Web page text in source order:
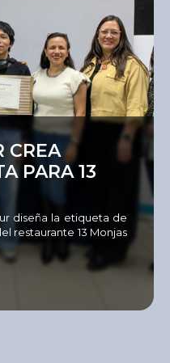
CREA
PARA 13
diseña la etiqueta de
restaurante 13 Monjas
con una formación
profesional, la
del Instituto del Sur,